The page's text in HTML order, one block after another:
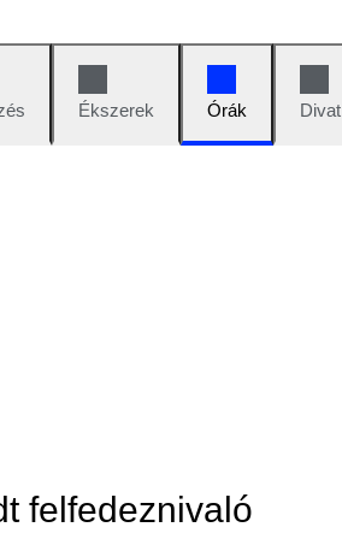
Ékszerek Órák Divat
felfedeznivaló